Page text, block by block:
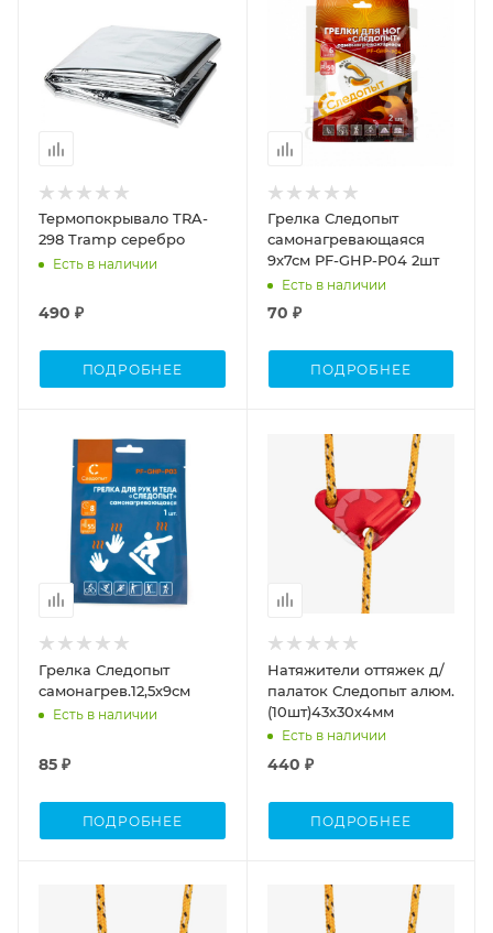
Термопокрывало TRA-
298 Tramp серебро
Есть в наличии
490 ₽
ПОДРОБНЕЕ
Грелка Следопыт
самонагревающаяся
9х7см PF-GHP-P04 2шт
Есть в наличии
70 ₽
ПОДРОБНЕЕ
Грелка Следопыт
самонагрев.12,5х9см
Есть в наличии
85 ₽
ПОДРОБНЕЕ
Натяжители оттяжек д/
палаток Следопыт алюм.
(10шт)43х30х4мм
Есть в наличии
440 ₽
ПОДРОБНЕЕ